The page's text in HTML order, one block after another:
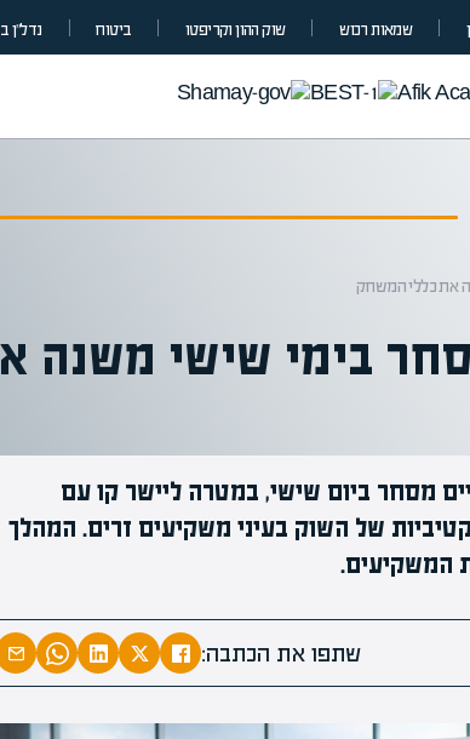
שמאות רכוש שוק ההון וקריפטו ביטוח נדל”ן
את כללי המשחק
בימי שישי משנה
מסחר ביום שישי, במטרה ליישר קו עם
של השוק בעיני משקיעים זרים. המהלך
המשקיעים.
שתפו את הכתבה: